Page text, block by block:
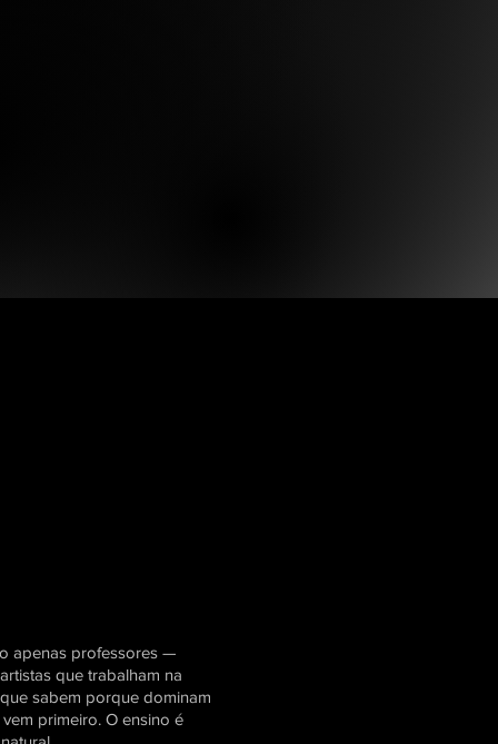
apenas professores —
que trabalham na
sabem porque dominam
primeiro. O ensino é